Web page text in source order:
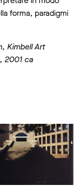
forma, paradigmi
Kimbell Art
2001 ca